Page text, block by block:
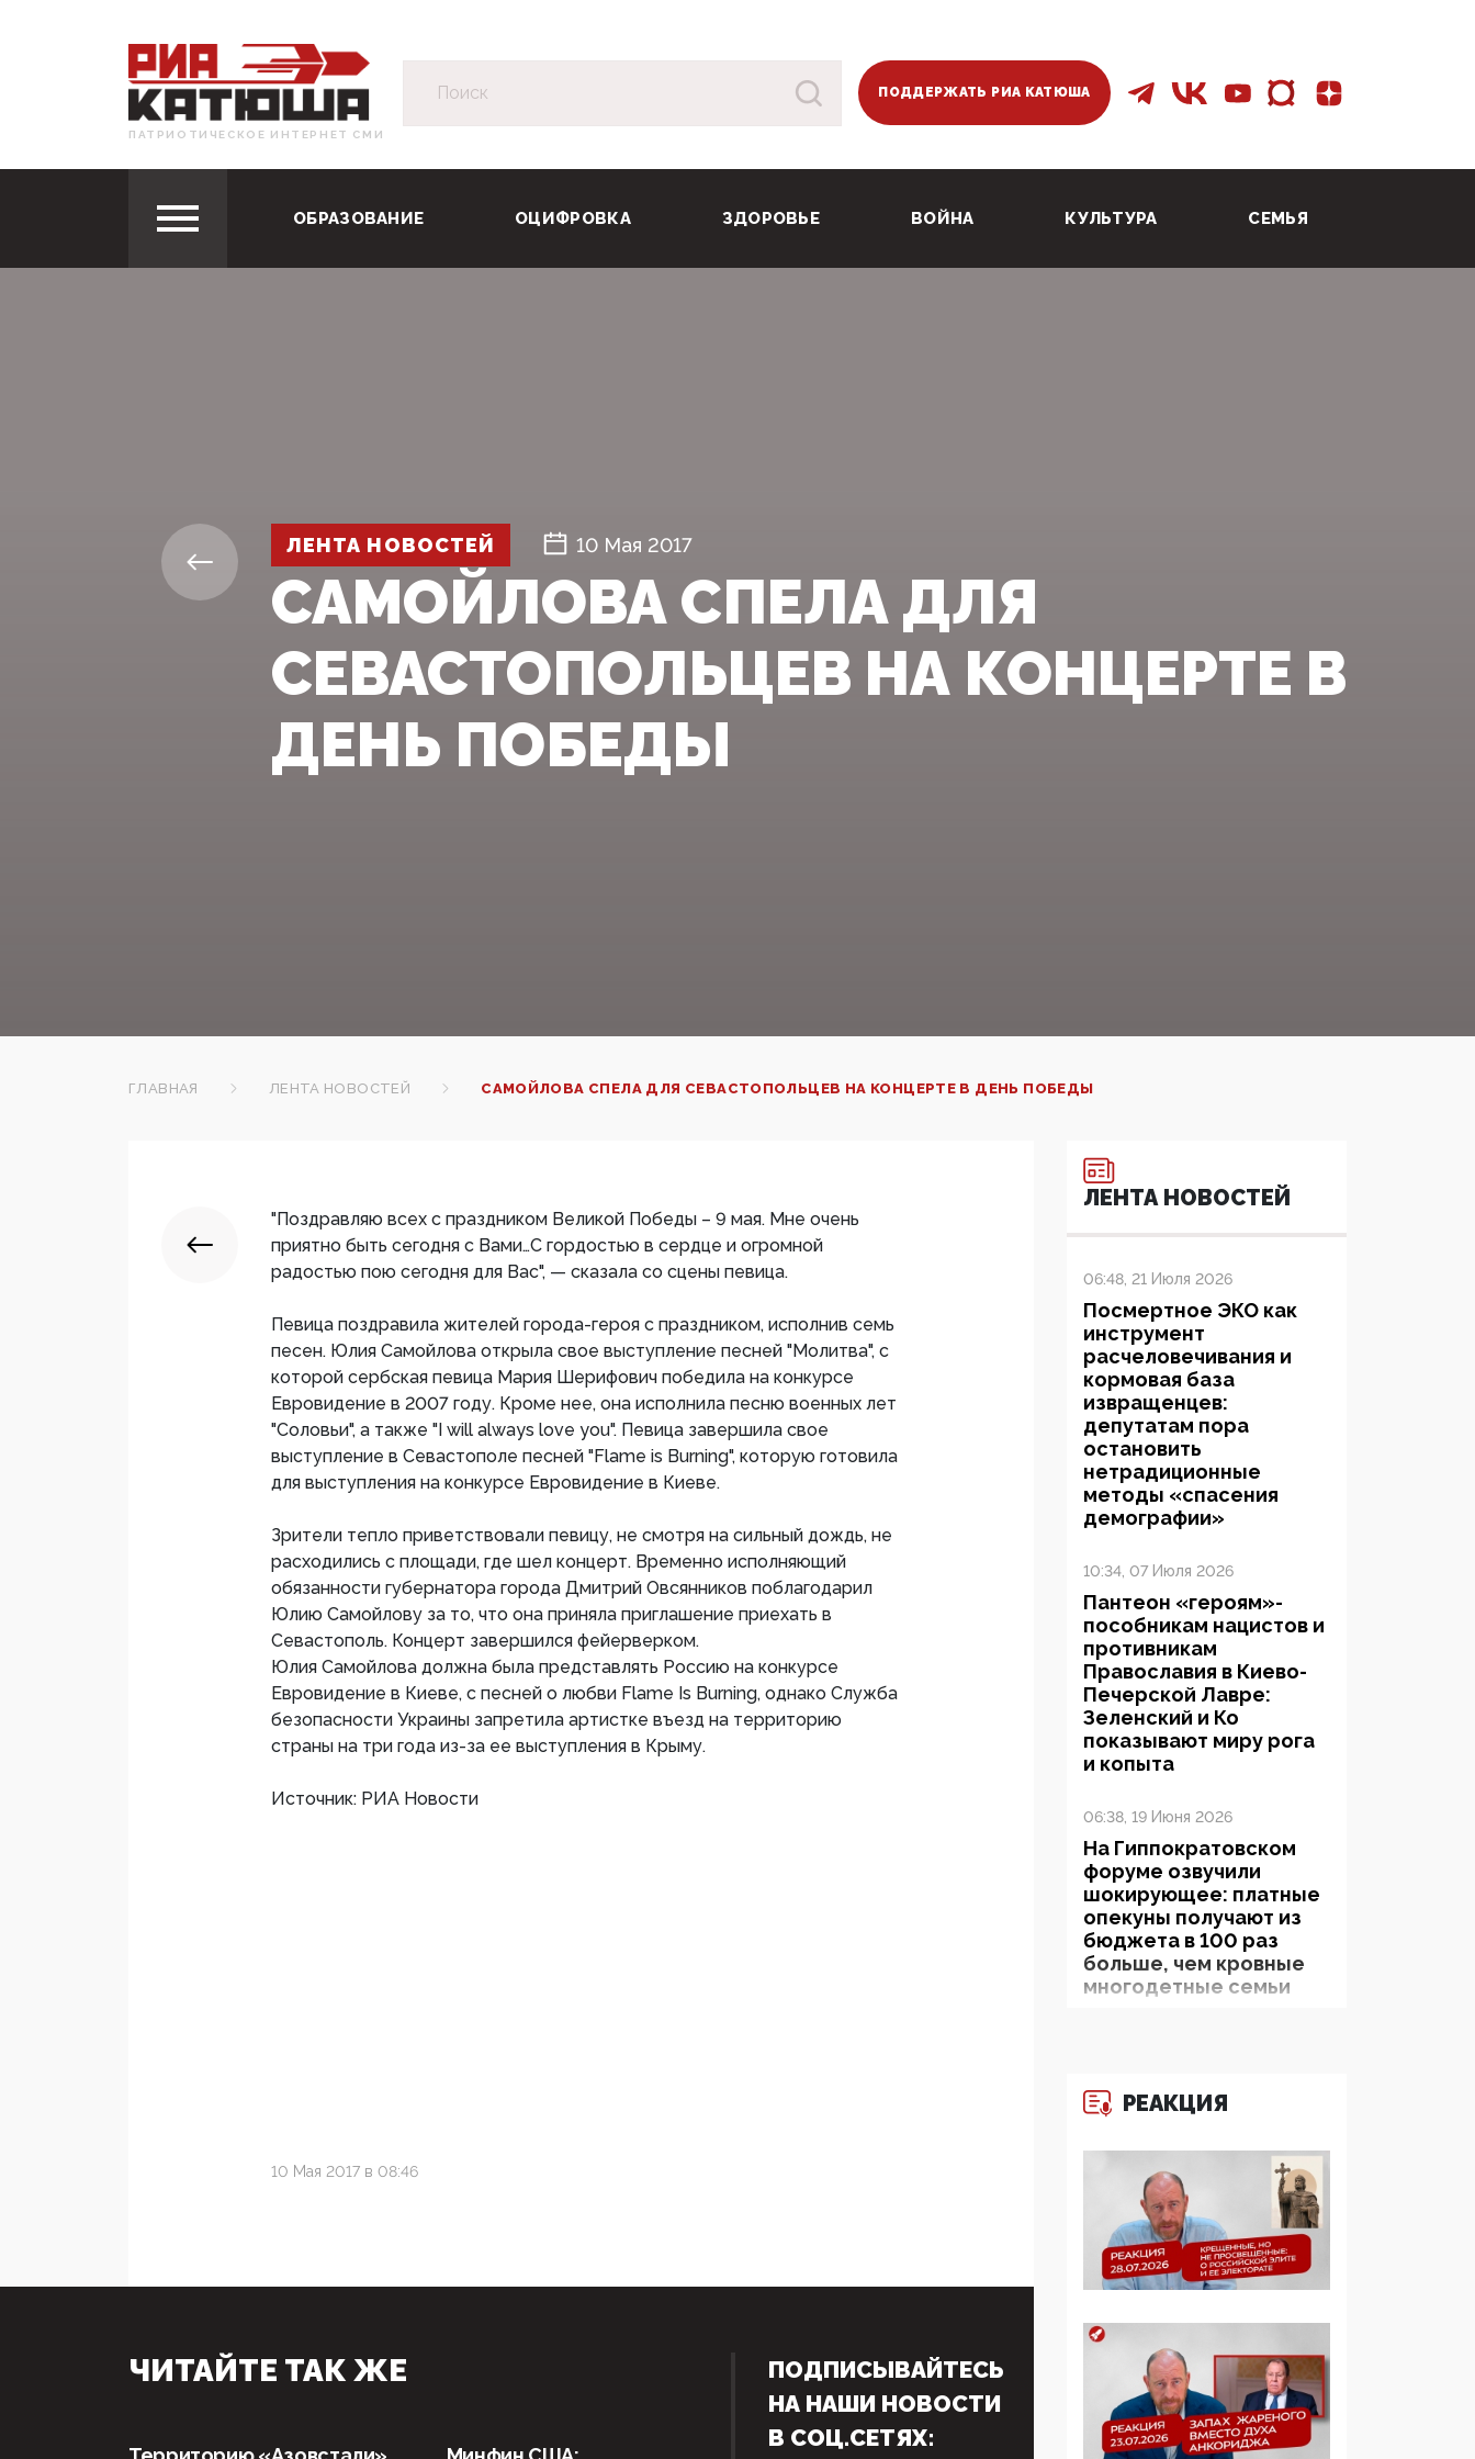
ПАТРИОТИЧЕСКОЕ ИНТЕРНЕТ СМИ
ПОДДЕРЖАТЬ РИА КАТЮША
ОБРАЗОВАНИЕ ОЦИФРОВКА ЗДОРОВЬЕ ВОЙНА КУЛЬТУРА СЕМЬЯ
ЛЕНТА НОВОСТЕЙ 10 Мая 2017
САМОЙЛОВА СПЕЛА ДЛЯ
СЕВАСТОПОЛЬЦЕВ НА КОНЦЕРТЕ В
ДЕНЬ ПОБЕДЫ‍
ГЛАВНАЯ ЛЕНТА НОВОСТЕЙ САМОЙЛОВА СПЕЛА ДЛЯ СЕВАСТОПОЛЬЦЕВ НА КОНЦЕРТЕ В ДЕНЬ ПОБЕДЫ‍
"Поздравляю всех с праздником Великой Победы – 9 мая. Мне очень
приятно быть сегодня с Вами…С гордостью в сердце и огромной
радостью пою сегодня для Вас", — сказала со сцены певица.
Певица поздравила жителей города-героя с праздником, исполнив семь
песен. Юлия Самойлова открыла свое выступление песней "Молитва", с
которой сербская певица Мария Шерифович победила на конкурсе
Евровидение в 2007 году. Кроме нее, она исполнила песню военных лет
"Соловьи", а также "I will always love you". Певица завершила свое
выступление в Севастополе песней "Flame is Burning", которую готовила
для выступления на конкурсе Евровидение в Киеве.
Зрители тепло приветствовали певицу, не смотря на сильный дождь, не
расходились с площади, где шел концерт. Временно исполняющий
обязанности губернатора города Дмитрий Овсянников поблагодарил
Юлию Самойлову за то, что она приняла приглашение приехать в
Севастополь. Концерт завершился фейерверком.
Юлия Самойлова должна была представлять Россию на конкурсе
Евровидение в Киеве, с песней о любви Flame Is Burning, однако Служба
безопасности Украины запретила артистке въезд на территорию
страны на три года из-за ее выступления в Крыму.
Источник: РИА Новости
10 Мая 2017 в 08:46
ЛЕНТА НОВОСТЕЙ
06:48, 21 Июля 2026
Посмертное ЭКО как
инструмент
расчеловечивания и
кормовая база
извращенцев:
депутатам пора
остановить
нетрадиционные
методы «спасения
демографии»
10:34, 07 Июля 2026
Пантеон «героям»-
пособникам нацистов и
противникам
Православия в Киево-
Печерской Лавре:
Зеленский и Ко
показывают миру рога
и копыта
06:38, 19 Июня 2026
На Гиппократовском
форуме озвучили
шокирующее: платные
опекуны получают из
бюджета в 100 раз
больше, чем кровные
многодетные семьи
Обществознания под
редакцией Медведева:
ценности и немного
двоемыслия
11:53, 09 Июня 2026
Прокуратура наконец
увидела
экстремистскую
деятельность ИИТО
ЮНЕСКО в России, но
цифроглобалисты
продолжают
РЕАКЦИЯ
ЧИТАЙТЕ ТАК ЖЕ
ПОДПИСЫВАЙТЕСЬ
НА НАШИ НОВОСТИ
В СОЦ.СЕТЯХ: